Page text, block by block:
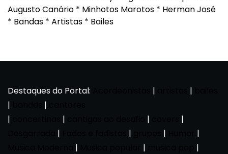
Augusto Canário * Minhotos Marotos * Herman José
* Bandas * Artistas * Bailes
Destaques do Portal: | |
|
|
|
| |
|
| | |
|
| |
|